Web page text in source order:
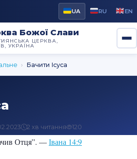
UA RU EN
Божої Слави
ЦЕРКВА,
УКРАЇНА
› Бачити Ісуса
2 хв читання 120
Отця”. —Івана 14:9